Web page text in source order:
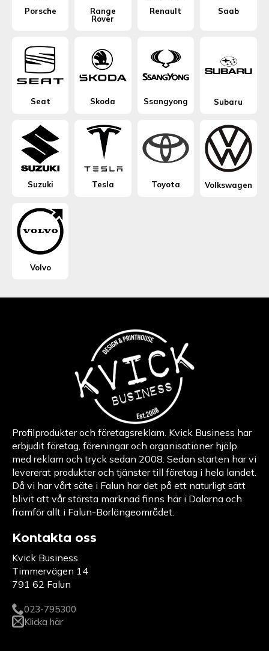
Porsche
Range
Rover
Renault Saab
Seat Skoda Ssangyong Subaru
Suzuki Tesla Toyota Volkswagen
Volvo
Profilprodukter och företagsreklam. Kvick Business har
erbjudit företag, föreningar och organisationer hjälp
med reklam och tryck sedan 2008. Sedan starten har vi
levererat produkter och tjänster till företag i hela landet.
Då vi har vårt säte i Falun har det på ett naturligt sätt
blivit att vår största marknad finns här i Dalarna och
framför allt i Falun-Borlängeområdet.
Kontakta oss
Kvick Business
Timmervägen 14
791 62 Falun
023-795300
Klicka här